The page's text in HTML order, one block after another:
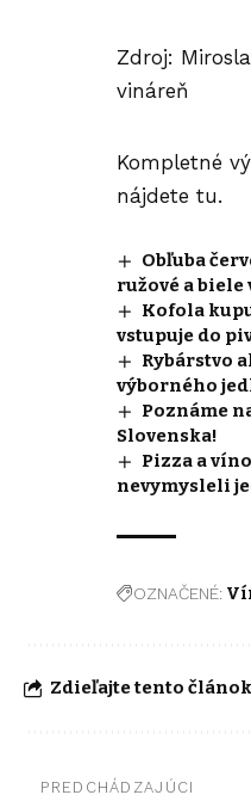
Zdroj:
vináreň
Kompletné
nájdete tu.
Obľuba
ružové a biele
Kofola
vstupuje do
Rybárstvo
výborného
Poznáme
Slovenska!
Pizza a
nevymysleli
OZNAČENÉ:
Zdieľajte tento článok
PREDCHÁDZAJÚCI